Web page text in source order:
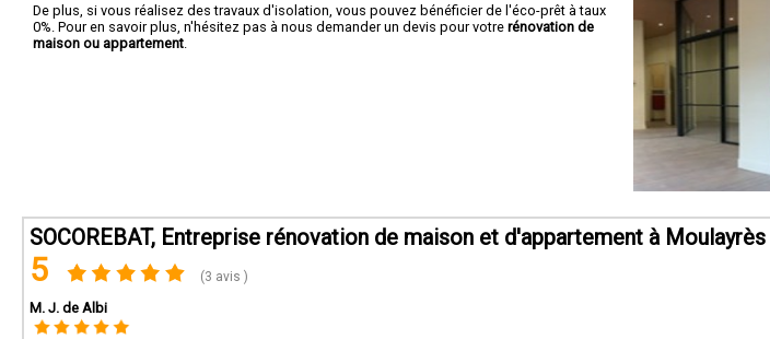
De plus, si vous réalisez des travaux d'isolation, vous pouvez bénéficier de l'éco-prêt à taux
0%. Pour en savoir plus, n'hésitez pas à nous demander un devis pour votre rénovation de
maison ou appartement
SOCOREBAT, Entreprise rénovation de maison et d'appartement à Moulayrès
5 (3 avis )
M. J. de Albi